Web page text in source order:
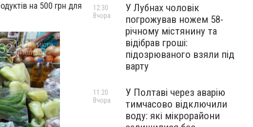
на 500 грн для
У Лубнах чоловік
погрожував ножем 58-
річному містянину та
відібрав гроші:
підозрюваного взяли під
варту
12:30
Вчора
У Полтаві через аварію
тимчасово відключили
воду: які мікрорайони
11:20
Вчора